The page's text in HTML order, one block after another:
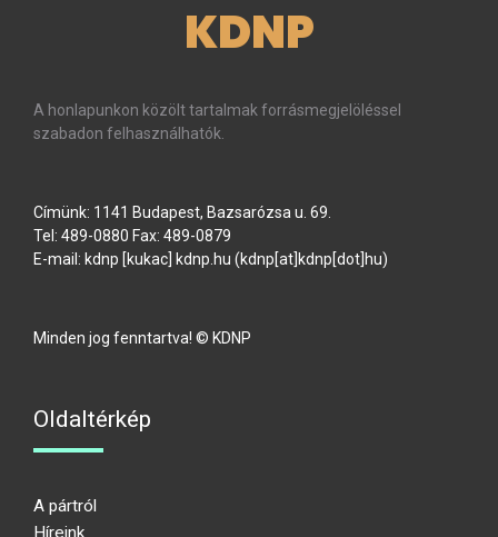
KDNP
A honlapunkon közölt tartalmak forrásmegjelöléssel
szabadon felhasználhatók.
Címünk: 1141 Budapest, Bazsarózsa u. 69.
Tel: 489-0880 Fax: 489-0879
E-mail: kdnp [kukac] kdnp.hu (kdnp[at]kdnp[dot]hu)
Minden jog fenntartva! © KDNP
Oldaltérkép
A pártról
Híreink